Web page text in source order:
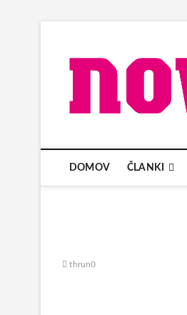
content
DOMOV ČLANKI
thrun0